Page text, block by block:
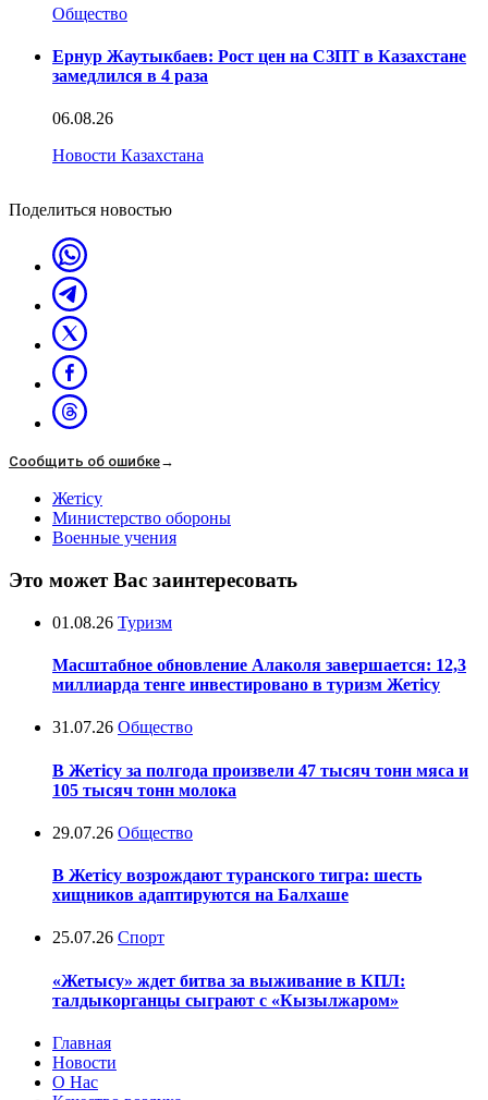
Общество
Ернур Жаутыкбаев: Рост цен на СЗПТ в Казахстане
замедлился в 4 раза
06.08.26
Новости Казахстана
Поделиться новостью
Сообщить об ошибке→
Жетісу
Министерство обороны
Военные учения
Это может Вас заинтересовать
01.08.26 Туризм
Масштабное обновление Алаколя завершается: 12,3
миллиарда тенге инвестировано в туризм Жетісу
31.07.26 Общество
В Жетісу за полгода произвели 47 тысяч тонн мяса и
105 тысяч тонн молока
29.07.26 Общество
В Жетісу возрождают туранского тигра: шесть
хищников адаптируются на Балхаше
25.07.26 Спорт
«Жетысу» ждет битва за выживание в КПЛ:
талдыкорганцы сыграют с «Кызылжаром»
Главная
Новости
О Нас